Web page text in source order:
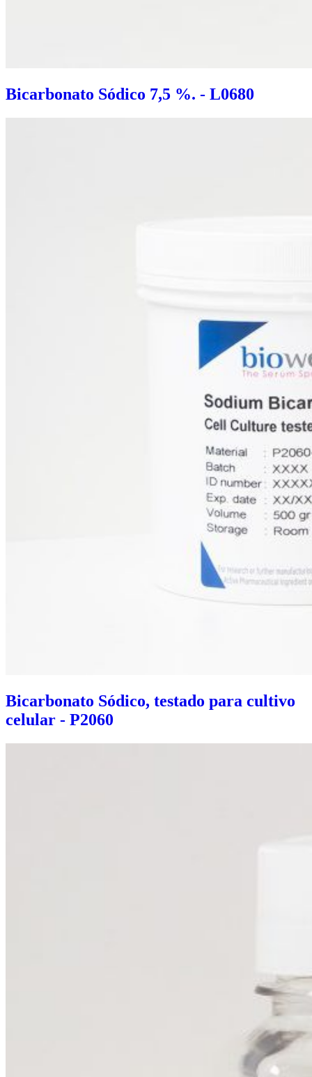
Bicarbonato Sódico 7,5 %. - L0680
Bicarbonato Sódico, testado para cultivo
celular - P2060